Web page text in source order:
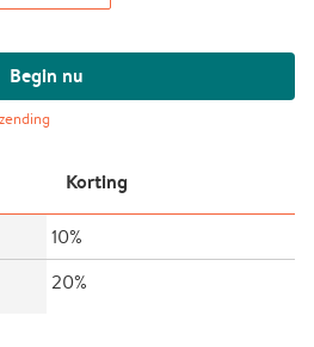
Begin nu
Korting
10%
20%